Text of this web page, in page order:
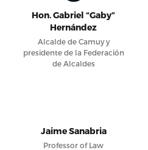
Hon. Gabriel “Gaby”
Hernández
Alcalde de Camuy y
presidente de la Federación
de Alcaldes
Jaime Sanabria
Professor of Law